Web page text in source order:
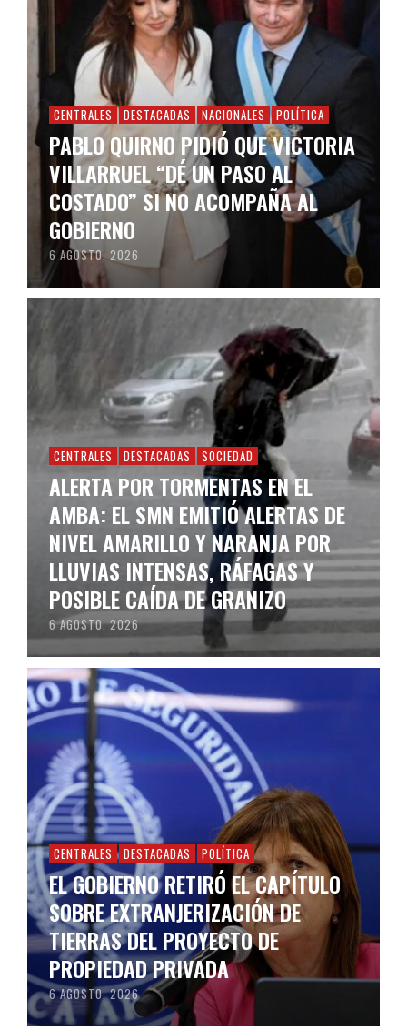
CENTRALES DESTACADAS NACIONALES POLÍTICA
PABLO QUIRNO PIDIÓ QUE VICTORIA
VILLARRUEL “DÉ UN PASO AL
COSTADO” SI NO ACOMPAÑA AL
GOBIERNO
6 AGOSTO, 2026
CENTRALES DESTACADAS SOCIEDAD
ALERTA POR TORMENTAS EN EL
AMBA: EL SMN EMITIÓ ALERTAS DE
NIVEL AMARILLO Y NARANJA POR
LLUVIAS INTENSAS, RÁFAGAS Y
POSIBLE CAÍDA DE GRANIZO
6 AGOSTO, 2026
CENTRALES DESTACADAS POLÍTICA
EL GOBIERNO RETIRÓ EL CAPÍTULO
SOBRE EXTRANJERIZACIÓN DE
TIERRAS DEL PROYECTO DE
PROPIEDAD PRIVADA
6 AGOSTO, 2026